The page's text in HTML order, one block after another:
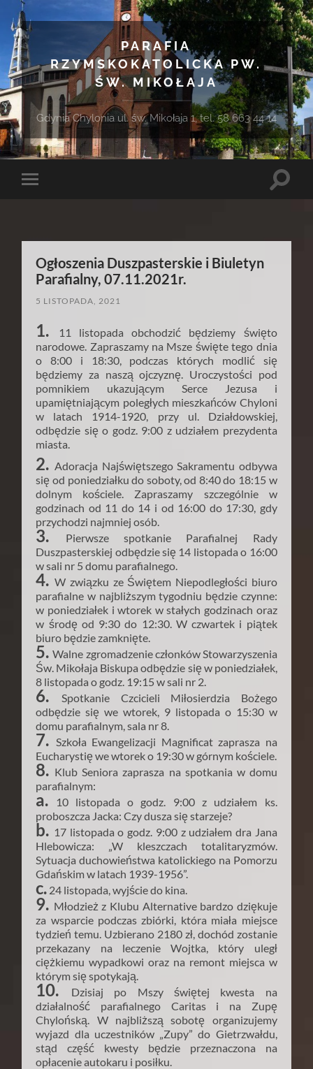
PARAFIA
RZYMSKOKATOLICKA PW.
ŚW. MIKOŁAJA
Gdynia Chylonia ul. św. Mikołaja 1, tel. 58 663 44 14
Toggle
Toggle
Ogłoszenia Duszpasterskie i Biuletyn
Parafialny, 07.11.2021r.
5 LISTOPADA, 2021
1.
11 listopada obchodzić będziemy święto
narodowe. Zapraszamy na Msze święte tego dnia
o 8:00 i 18:30, podczas których modlić się
będziemy za naszą ojczyznę. Uroczystości pod
pomnikiem ukazującym Serce Jezusa i
upamiętniającym poległych mieszkańców Chyloni
w latach 1914-1920, przy ul. Działdowskiej,
odbędzie się o godz. 9:00 z udziałem prezydenta
miasta.
2. Adoracja Najświętszego Sakramentu odbywa
się od poniedziałku do soboty, od 8:40 do 18:15 w
dolnym kościele. Zapraszamy szczególnie w
godzinach od 11 do 14 i od 16:00 do 17:30, gdy
przychodzi najmniej osób.
3.
Pierwsze spotkanie Parafialnej Rady
Duszpasterskiej odbędzie się 14 listopada o 16:00
w sali nr 5 domu parafialnego.
4. W związku ze Świętem Niepodległości biuro
parafialne w najbliższym tygodniu będzie czynne:
w poniedziałek i wtorek w stałych godzinach oraz
w środę od 9:30 do 12:30. W czwartek i piątek
biuro będzie zamknięte.
5. Walne zgromadzenie członków Stowarzyszenia
Św. Mikołaja Biskupa odbędzie się w poniedziałek,
8 listopada o godz. 19:15 w sali nr 2.
6.
Spotkanie Czcicieli Miłosierdzia Bożego
odbędzie się we wtorek, 9 listopada o 15:30 w
domu parafialnym, sala nr 8.
7. Szkoła Ewangelizacji Magnificat zaprasza na
Eucharystię we wtorek o 19:30 w górnym kościele.
8. Klub Seniora zaprasza na spotkania w domu
parafialnym:
a. 10 listopada o godz. 9:00 z udziałem ks.
proboszcza Jacka: Czy dusza się starzeje?
b. 17 listopada o godz. 9:00 z udziałem dra Jana
Hlebowicza: „W kleszczach totalitaryzmów.
Sytuacja duchowieństwa katolickiego na Pomorzu
Gdańskim w latach 1939-1956”.
c. 24 listopada, wyjście do kina.
9. Młodzież z Klubu Alternative bardzo dziękuje
za wsparcie podczas zbiórki, która miała miejsce
tydzień temu. Uzbierano 2180 zł, dochód zostanie
przekazany na leczenie Wojtka, który uległ
ciężkiemu wypadkowi oraz na remont miejsca w
którym się spotykają.
10.
Dzisiaj po Mszy świętej kwesta na
działalność parafialnego Caritas i na Zupę
Chylońską. W najbliższą sobotę organizujemy
wyjazd dla uczestników „Zupy” do Gietrzwałdu,
stąd część kwesty będzie przeznaczona na
opłacenie autokaru i posiłku.